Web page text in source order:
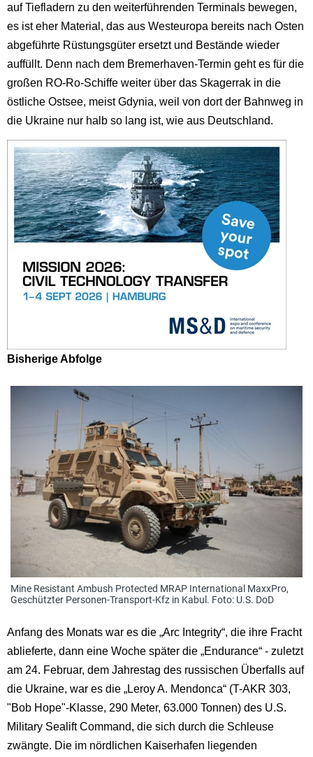
auf Tiefladern zu den weiterführenden Terminals bewegen,
es ist eher Material, das aus Westeuropa bereits nach Osten
abgeführte Rüstungsgüter ersetzt und Bestände wieder
auffüllt. Denn nach dem Bremerhaven-Termin geht es für die
großen RO-Ro-Schiffe weiter über das Skagerrak in die
östliche Ostsee, meist Gdynia, weil von dort der Bahnweg in
die Ukraine nur halb so lang ist, wie aus Deutschland.
Bisherige Abfolge
Mine Resistant Ambush Protected MRAP International MaxxPro,
Geschützter Personen-Transport-Kfz in Kabul. Foto: U.S. DoD
Anfang des Monats war es die „Arc Integrity“, die ihre Fracht
ablieferte, dann eine Woche später die „Endurance“ - zuletzt
am 24. Februar, dem Jahrestag des russischen Überfalls auf
die Ukraine, war es die „Leroy A. Mendonca“ (T-AKR 303,
"Bob Hope"-Klasse, 290 Meter, 63.000 Tonnen) des U.S.
Military Sealift Command, die sich durch die Schleuse
zwängte. Die im nördlichen Kaiserhafen liegenden